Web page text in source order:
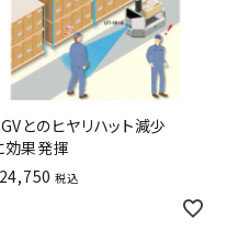
とのヒヤリハット減少
効果発揮
24,750 税込